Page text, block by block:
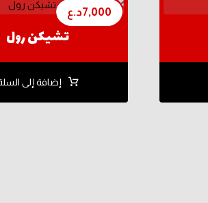
تشيكن رول
7,000د.ع
إضافة إلى